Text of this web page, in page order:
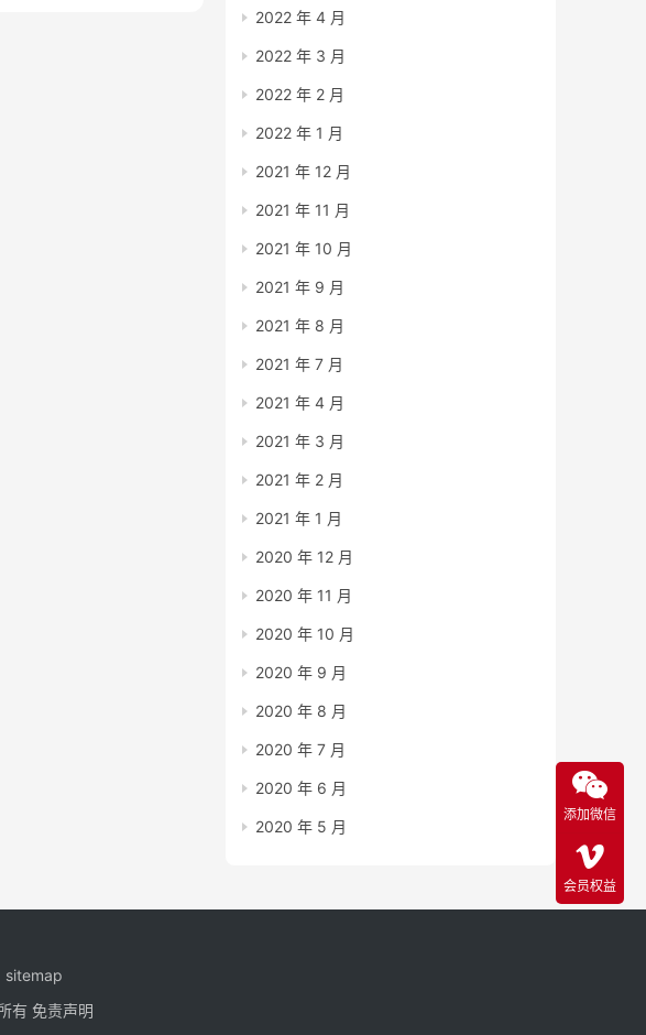
2022 年 4 月
2022 年 3 月
2022 年 2 月
2022 年 1 月
2021 年 12 月
2021 年 11 月
2021 年 10 月
2021 年 9 月
2021 年 8 月
2021 年 7 月
2021 年 4 月
2021 年 3 月
2021 年 2 月
2021 年 1 月
2020 年 12 月
2020 年 11 月
2020 年 10 月
2020 年 9 月
2020 年 8 月
2020 年 7 月
2020 年 6 月
2020 年 5 月
sitemap
有 免责声明
添加微信
会员权益